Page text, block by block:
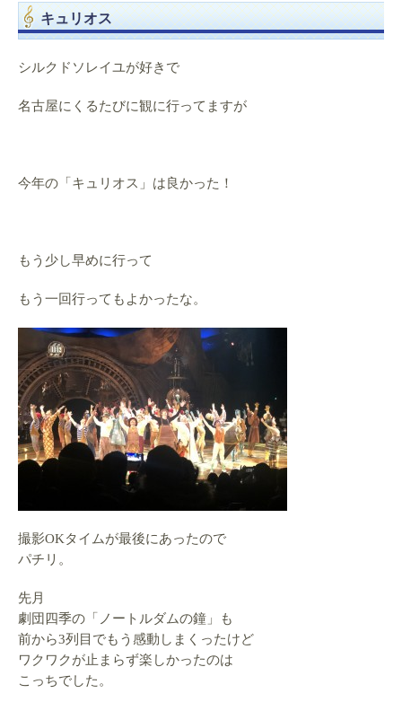
キュリオス
シルクドソレイユが好きで
名古屋にくるたびに観に行ってますが
今年の「キュリオス」は良かった！
もう少し早めに行って
もう一回行ってもよかったな。
撮影OKタイムが最後にあったので
パチリ。
先月
劇団四季の「ノートルダムの鐘」も
前から3列目でもう感動しまくったけど
ワクワクが止まらず楽しかったのは
こっちでした。